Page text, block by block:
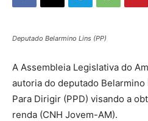
Deputado Belarmino Lins (PP)
A Assembleia Legislativa do
autoria do deputado
Para Dirigir (PPD) visando a
renda (CNH Jovem-AM).